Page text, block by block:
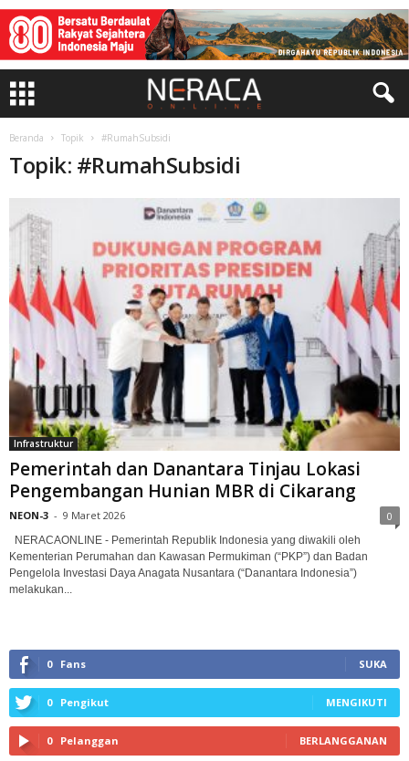
Beranda Topik #RumahSubsidi
Topik: #RumahSubsidi
Infrastruktur
Pemerintah dan Danantara Tinjau Lokasi
Pengembangan Hunian MBR di Cikarang
NEON-3 - 9 Maret 2026 0
NERACAONLINE - Pemerintah Republik Indonesia yang diwakili oleh
Kementerian Perumahan dan Kawasan Permukiman (“PKP”) dan Badan
Pengelola Investasi Daya Anagata Nusantara (“Danantara Indonesia”)
melakukan...
0 Fans SUKA
0 Pengikut MENGIKUTI
0 Pelanggan BERLANGGANAN